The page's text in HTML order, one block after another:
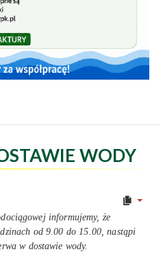
WODY
informujemy, że
od 9.00 do 15.00, nastąpi
w dostawie wody.